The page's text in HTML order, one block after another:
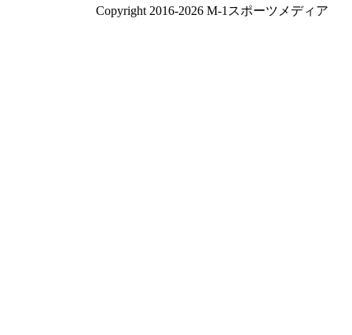
Copyright 2016-2026 M-1スポーツメディア